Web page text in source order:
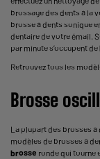
brossage des dents à la
brosse à dents sonique
dentaire de votre émail.
par minute s’occupent de
Retrouvez tous les
Brosse
La plupart des brosses
modèles de brosses à
brosse ronde qui tourne